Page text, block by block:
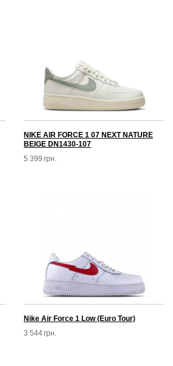
NIKE AIR FORCE 1 07 NEXT NATURE
BEIGE DN1430-107
5 399 грн.
Nike Air Force 1 Low (Euro Tour)
3 544грн.